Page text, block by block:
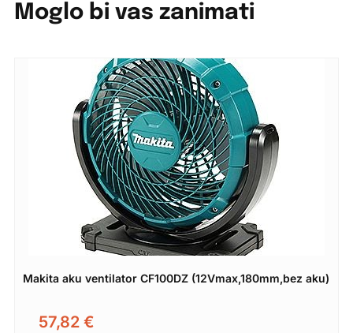
Moglo bi vas zanimati
Makita aku ventilator CF100DZ (12Vmax,180mm,bez aku)
57,82 €